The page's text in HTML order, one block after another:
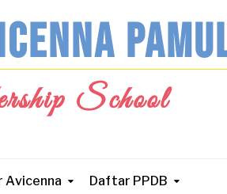
School
Avicenna Daftar PPDB